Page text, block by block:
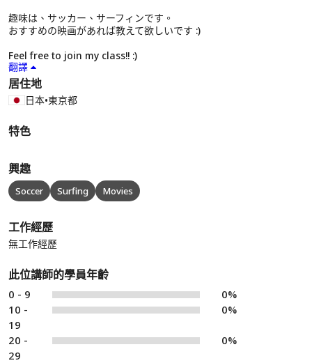
趣味は、サッカー、サーフィンです。
おすすめの映画があれば教えて欲しいです :)
Feel free to join my class!! :)
翻譯
居住地
日本•東京都
特色
興趣
Soccer Surfing Movies
工作經歷
無工作經歷
此位講師的學員年齡
0 - 9
0%
10 -
19
0%
20 -
29
0%